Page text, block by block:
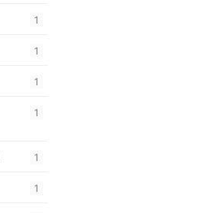
1
1
1
1
1
1